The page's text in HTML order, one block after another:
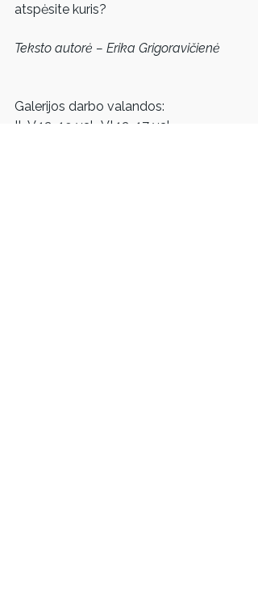
atspėsite kuris?
Teksto autorė – Erika Grigoravičienė
Galerijos darbo valandos:
II–V 12–19 val., VI 12–17 val.